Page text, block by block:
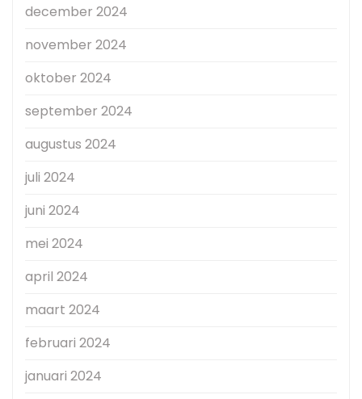
december 2024
november 2024
oktober 2024
september 2024
augustus 2024
juli 2024
juni 2024
mei 2024
april 2024
maart 2024
februari 2024
januari 2024